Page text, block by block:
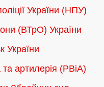
України (НПУ)
(ВТрО) України
України
та артилерія (РВіА)